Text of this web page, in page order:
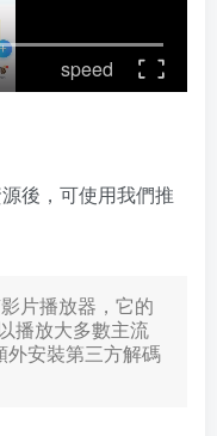
speed
後，可使用我們推
片播放器，它的
播放大多數主流
外安裝第三方解碼